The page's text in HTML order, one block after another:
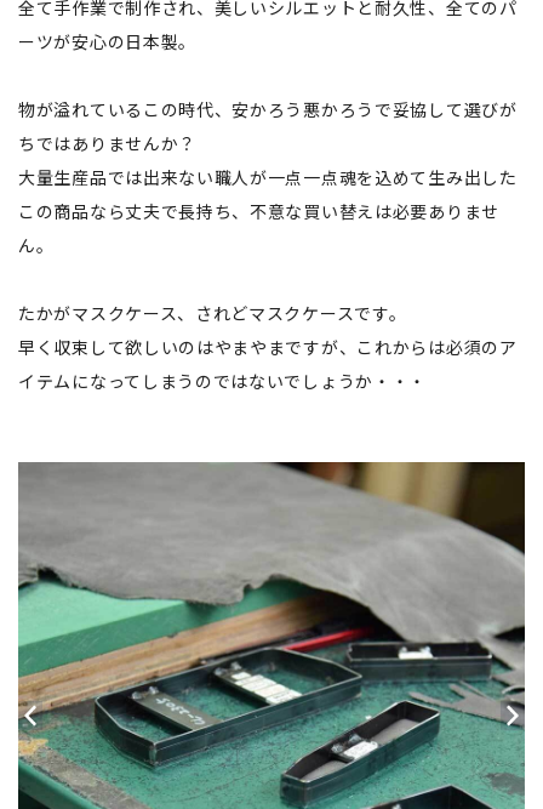
全て手作業で制作され、美しいシルエットと耐久性、全てのパ
ーツが安心の日本製。
物が溢れているこの時代、安かろう悪かろうで妥協して選びが
ちではありませんか？
大量生産品では出来ない職人が一点一点魂を込めて生み出した
この商品なら丈夫で長持ち、不意な買い替えは必要ありませ
ん。
たかがマスクケース、されどマスクケースです。
早く収束して欲しいのはやまやまですが、これからは必須のア
イテムになってしまうのではないでしょうか・・・